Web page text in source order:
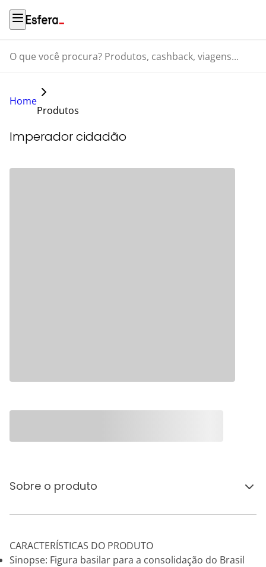
O que você procura? Produtos, cashback, viagens...
Home
Produtos
Imperador cidadão
Sobre o produto
CARACTERÍSTICAS DO PRODUTO
Sinopse: Figura basilar para a consolidação do Brasil